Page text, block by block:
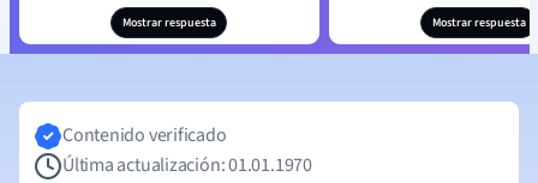
Mostrar respuesta Mostrar respuesta
Contenido verificado
Última actualización: 01.01.1970